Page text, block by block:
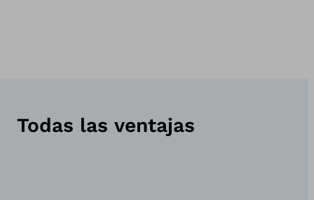
Todas las ventajas